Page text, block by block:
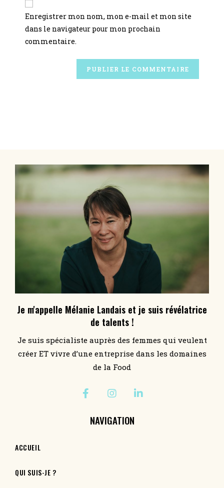
Enregistrer mon nom, mon e-mail et mon site
dans le navigateur pour mon prochain
commentaire.
Je m'appelle Mélanie Landais et je suis révélatrice
de talents !
Je suis spécialiste auprès des femmes qui veulent
créer ET vivre d’une entreprise dans les domaines
de la Food
NAVIGATION
ACCUEIL
QUI SUIS-JE ?